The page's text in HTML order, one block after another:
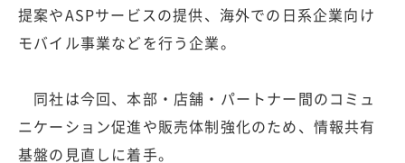
提案やASPサービスの提供、海外での日系企業向け
モバイル事業などを行う企業。
同社は今回、本部・店舗・パートナー間のコミュ
ニケーション促進や販売体制強化のため、情報共有
基盤の見直しに着手。